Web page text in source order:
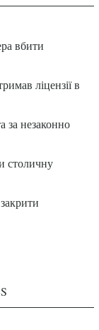
вбити
ліцензії в
за незаконно
столичну